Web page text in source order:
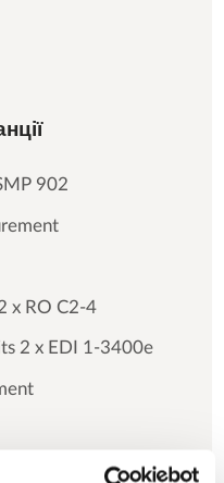
902
x RO C2-4
2 x EDI 1-3400e